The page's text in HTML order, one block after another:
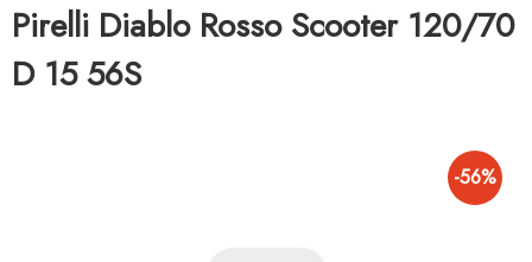
Pirelli Diablo Rosso Scooter 120/70
D 15 56S
-56%